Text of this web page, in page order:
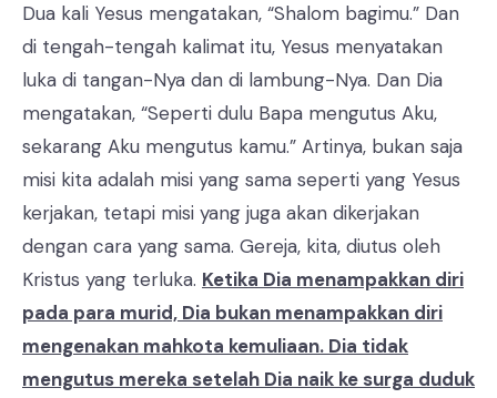
Dua kali Yesus mengatakan, “Shalom bagimu.” Dan
di tengah-tengah kalimat itu, Yesus menyatakan
luka di tangan-Nya dan di lambung-Nya. Dan Dia
mengatakan, “Seperti dulu Bapa mengutus Aku,
sekarang Aku mengutus kamu.” Artinya, bukan saja
misi kita adalah misi yang sama seperti yang Yesus
kerjakan, tetapi misi yang juga akan dikerjakan
dengan cara yang sama. Gereja, kita, diutus oleh
Kristus yang terluka. Ketika Dia menampakkan diri
pada para murid, Dia bukan menampakkan diri
mengenakan mahkota kemuliaan. Dia tidak
mengutus mereka setelah Dia naik ke surga duduk